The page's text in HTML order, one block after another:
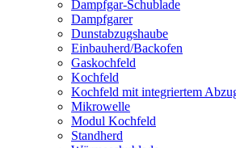
Dampfgar-Schublade
Dampfgarer
Dunstabzugshaube
Einbauherd/Backofen
Gaskochfeld
Kochfeld
Kochfeld mit integriertem
Mikrowelle
Modul Kochfeld
Standherd